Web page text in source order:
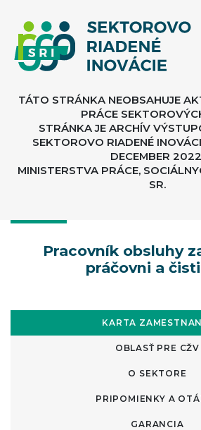
TÁTO STRÁNKA NEOBSAHUJE
PRÁCE
STRÁNKA JE ARCHÍV
SEKTOROVO RIADENÉ
DECEMBER
MINISTERSTVA PRÁCE,
SR.
Pracovník obsluhy
práčovni a
KARTA
OBLASŤ PRE CŽV
O SEKTORE
PRIPOMIENKY A
GARANCIA